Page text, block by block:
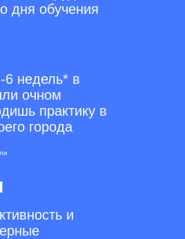
дня обучения
6 недель* в
очном
практику в
города
и